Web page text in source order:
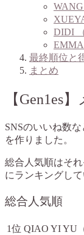
DIDI
EMMA
最終順位と
まとめ
【Gen1es
SNSのいいね数
を作りました。
総合人気順はそ
にランキングして
総合人気順
1位 QIAO YI YU